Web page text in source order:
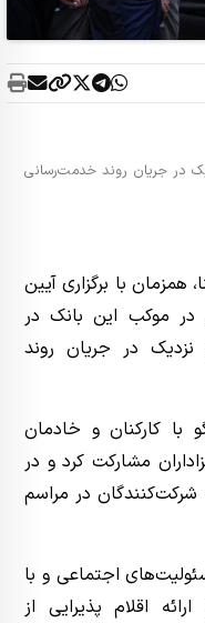
در جریان روند خدمت‌رسانی
همزمان با برگزاری آیین
در موکب این بانک در
در جریان روند
با کارکنان و خادمان
مشارکت کرد و در
شرکت‌کنندگان در مراسم
اجتماعی و با
اقلام پذیرایی از